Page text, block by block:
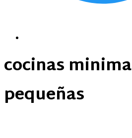
cocinas
pequeñas